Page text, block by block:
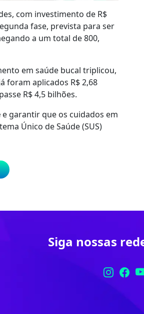
com investimento de R$
fase, prevista para ser
a um total de 800,
em saúde bucal triplicou,
foram aplicados R$ 2,68
R$ 4,5 bilhões.
e garantir que os cuidados em
Único de Saúde (SUS)
Siga nossas